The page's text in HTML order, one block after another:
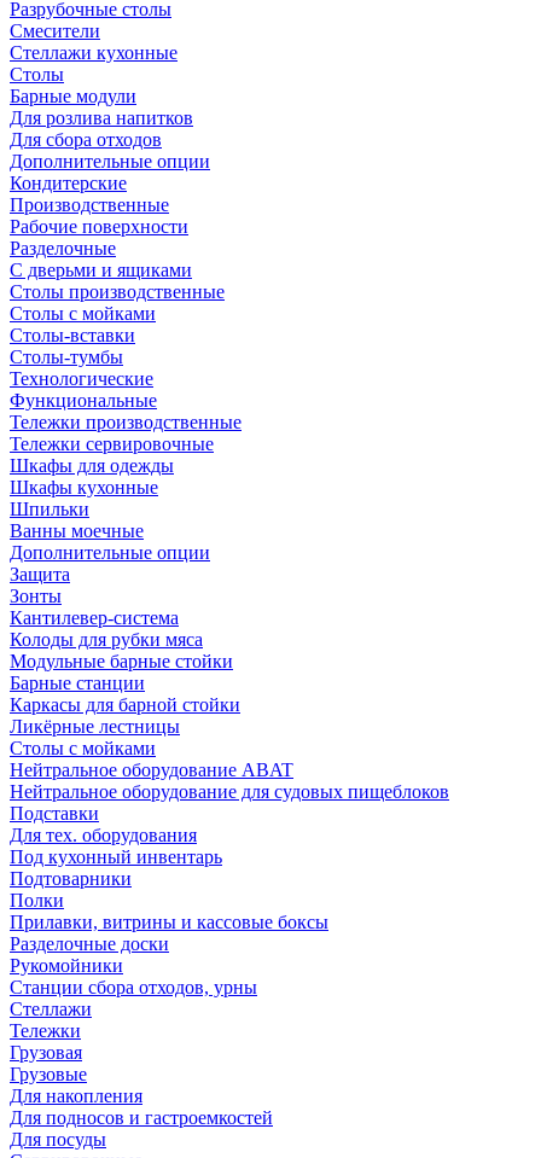
Разрубочные столы
Смесители
Стеллажи кухонные
Столы
Барные модули
Для розлива напитков
Для сбора отходов
Дополнительные опции
Кондитерские
Производственные
Рабочие поверхности
Разделочные
С дверьми и ящиками
Столы производственные
Столы с мойками
Столы-вставки
Столы-тумбы
Технологические
Функциональные
Тележки производственные
Тележки сервировочные
Шкафы для одежды
Шкафы кухонные
Шпильки
Ванны моечные
Дополнительные опции
Защита
Зонты
Кантилевер-система
Колоды для рубки мяса
Модульные барные стойки
Барные станции
Каркасы для барной стойки
Ликёрные лестницы
Столы с мойками
Нейтральное оборудование ABAT
Нейтральное оборудование для судовых пищеблоков
Подставки
Для тех. оборудования
Под кухонный инвентарь
Подтоварники
Полки
Прилавки, витрины и кассовые боксы
Разделочные доски
Рукомойники
Станции сбора отходов, урны
Стеллажи
Тележки
Грузовая
Грузовые
Для накопления
Для подносов и гастроемкостей
Для посуды